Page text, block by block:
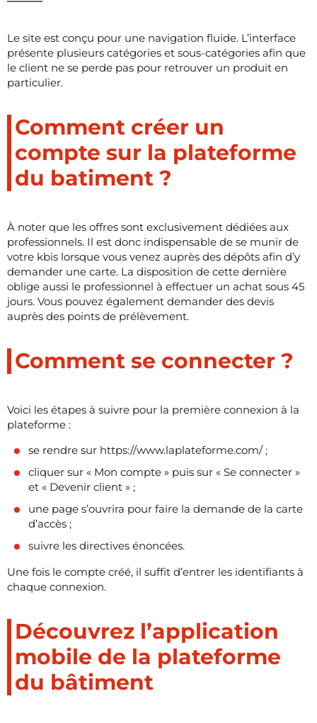
Le site est conçu pour une navigation fluide. L’interface
présente plusieurs catégories et sous-catégories afin que
le client ne se perde pas pour retrouver un produit en
particulier.
Comment créer un
compte sur la plateforme
du batiment ?
À noter que les offres sont exclusivement dédiées aux
professionnels. Il est donc indispensable de se munir de
votre kbis lorsque vous venez auprès des dépôts afin d’y
demander une carte. La disposition de cette dernière
oblige aussi le professionnel à effectuer un achat sous 45
jours. Vous pouvez également demander des devis
auprès des points de prélèvement.
Comment se connecter ?
Voici les étapes à suivre pour la première connexion à la
plateforme :
se rendre sur https://www.laplateforme.com/ ;
cliquer sur « Mon compte » puis sur « Se connecter »
et « Devenir client » ;
une page s’ouvrira pour faire la demande de la carte
d’accès ;
suivre les directives énoncées.
Une fois le compte créé, il suffit d’entrer les identifiants à
chaque connexion.
Découvrez l’application
mobile de la plateforme
du bâtiment